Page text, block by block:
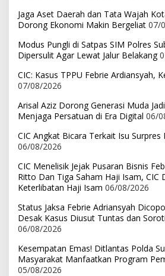
Jaga Aset Daerah dan Tata Wajah
Dorong Ekonomi Makin Bergeliat 07/
Modus Pungli di Satpas SIM Polres
Dipersulit Agar Lewat Jalur Belakang
CIC: Kasus TPPU Febrie Ardiansyah,
07/08/2026
Arisal Aziz Dorong Generasi Muda
Menjaga Persatuan di Era Digital 06/
CIC Angkat Bicara Terkait Isu Surpres
06/08/2026
CIC Menelisik Jejak Pusaran Bisnis
Ritto Dan Tiga Saham Haji Isam, CIC
Keterlibatan Haji Isam 06/08/2026
Status Jaksa Febrie Adriansyah
Desak Kasus Diusut Tuntas dan
06/08/2026
Kesempatan Emas! Ditlantas Polda
Masyarakat Manfaatkan Program
05/08/2026